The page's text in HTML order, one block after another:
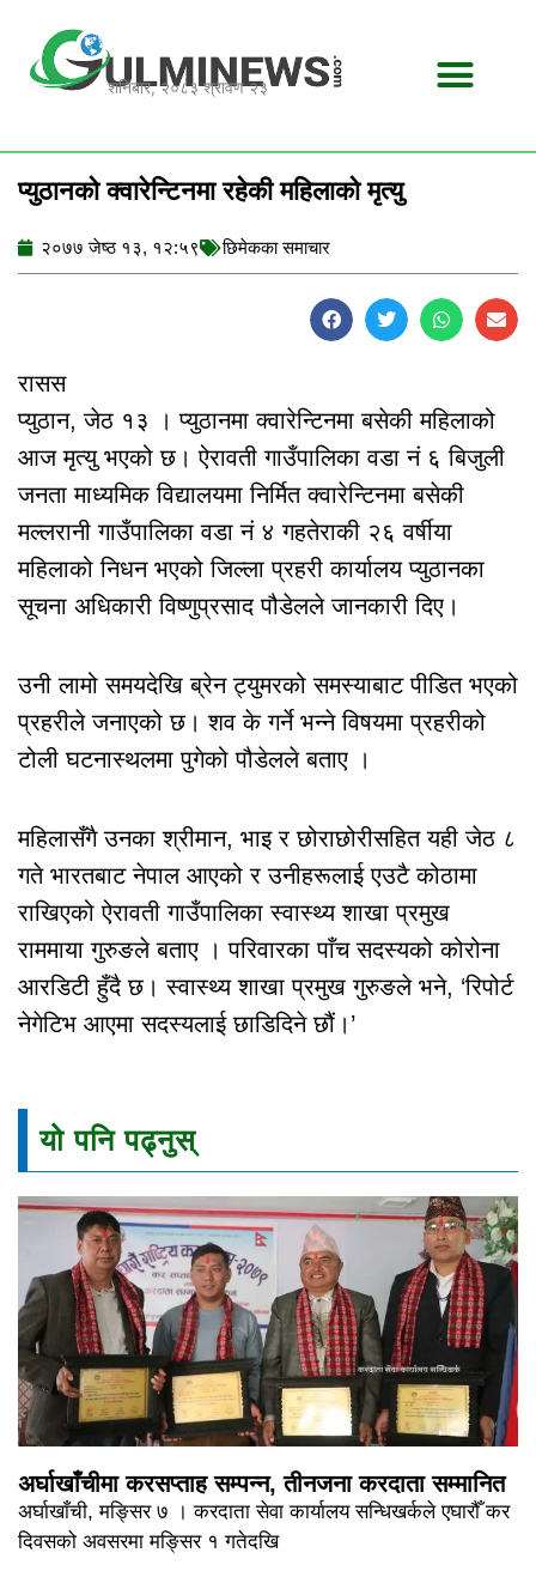
content
शनिबार, २०८३ श्रावण २३
प्युठानको क्वारेन्टिनमा रहेकी महिलाको मृत्यु
२०७७ जेष्ठ १३, १२:५९ छिमेकका समाचार
रासस
प्युठान, जेठ १३ । प्युठानमा क्वारेन्टिनमा बसेकी महिलाको
आज मृत्यु भएको छ। ऐरावती गाउँपालिका वडा नं ६ बिजुली
जनता माध्यमिक विद्यालयमा निर्मित क्वारेन्टिनमा बसेकी
मल्लरानी गाउँपालिका वडा नं ४ गहतेराकी २६ वर्षीया
महिलाको निधन भएको जिल्ला प्रहरी कार्यालय प्युठानका
सूचना अधिकारी विष्णुप्रसाद पौडेलले जानकारी दिए।
उनी लामो समयदेखि ब्रेन ट्युमरको समस्याबाट पीडित भएको
प्रहरीले जनाएको छ। शव के गर्ने भन्ने विषयमा प्रहरीको
टोली घटनास्थलमा पुगेको पौडेलले बताए ।
महिलासँगै उनका श्रीमान, भाइ र छोराछोरीसहित यही जेठ ८
गते भारतबाट नेपाल आएको र उनीहरूलाई एउटै कोठामा
राखिएको ऐरावती गाउँपालिका स्वास्थ्य शाखा प्रमुख
राममाया गुरुङले बताए । परिवारका पाँच सदस्यको कोरोना
आरडिटी हुँदै छ। स्वास्थ्य शाखा प्रमुख गुरुङले भने, ‘रिपोर्ट
नेगेटिभ आएमा सदस्यलाई छाडिदिने छौं।’
यो पनि पढ्नुस्
अर्घाखाँचीमा करसप्ताह सम्पन्न, तीनजना करदाता सम्मानित
अर्घाखाँची, मङ्सिर ७ । करदाता सेवा कार्यालय सन्धिखर्कले एघारौँ कर
दिवसको अवसरमा मङ्सिर १ गतेदखि